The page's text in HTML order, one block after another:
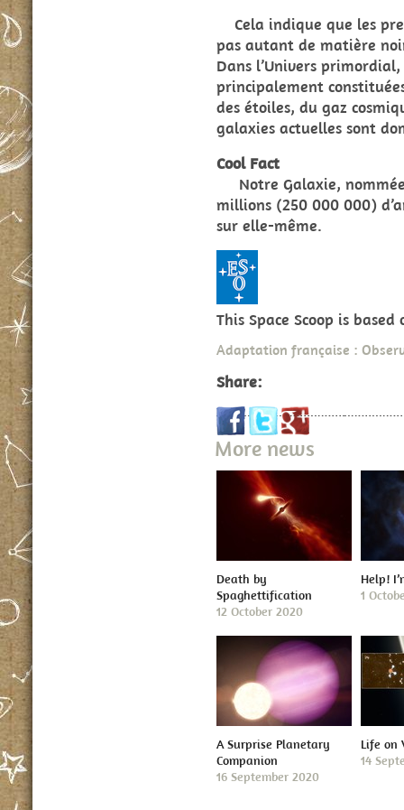
Cela indique que les
pas autant de matière
Dans l’Univers
principalement
des étoiles, du gaz
galaxies actuelles sont
Cool Fact
Notre Galaxie,
millions (250 000 000)
sur elle-même.
This Space Scoop is
Adaptation française :
Share:
More news
Death by
Spaghettification
12 October 2020
Help!
1
A Surprise Planetary
Companion
16 September 2020
Life on
14